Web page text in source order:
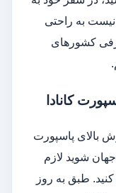
نیست به راحتی
کشورهای
کانادا
بالای پاسپورت
شوید لازم
طبق به روز